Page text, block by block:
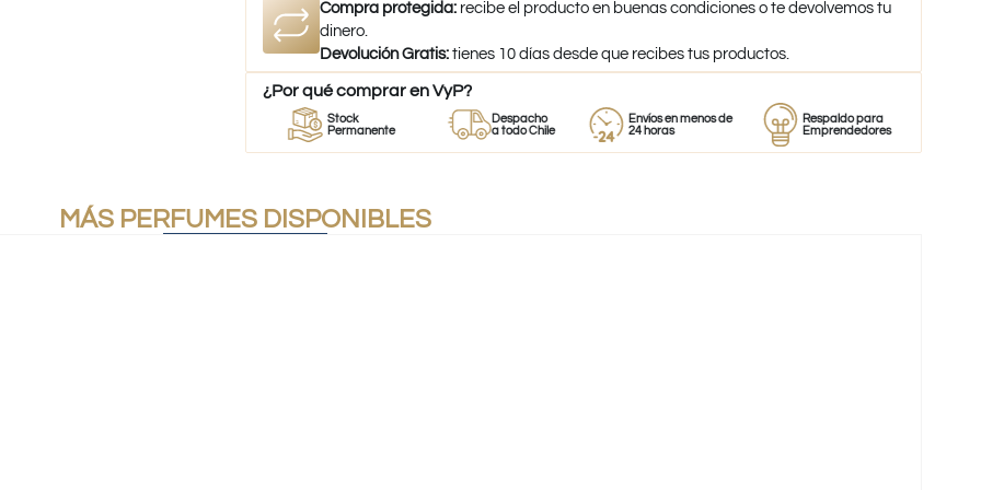
Compra protegida: recibe el producto en buenas condiciones o te devolvemos tu
dinero.
Devolución Gratis: tienes 10 días desde que recibes tus productos.
¿Por qué comprar en VyP?
Stock
Permanente
Despacho
a todo Chile
Envíos en menos de
24 horas
Respaldo para
Emprendedores
MÁS PERFUMES DISPONIBLES